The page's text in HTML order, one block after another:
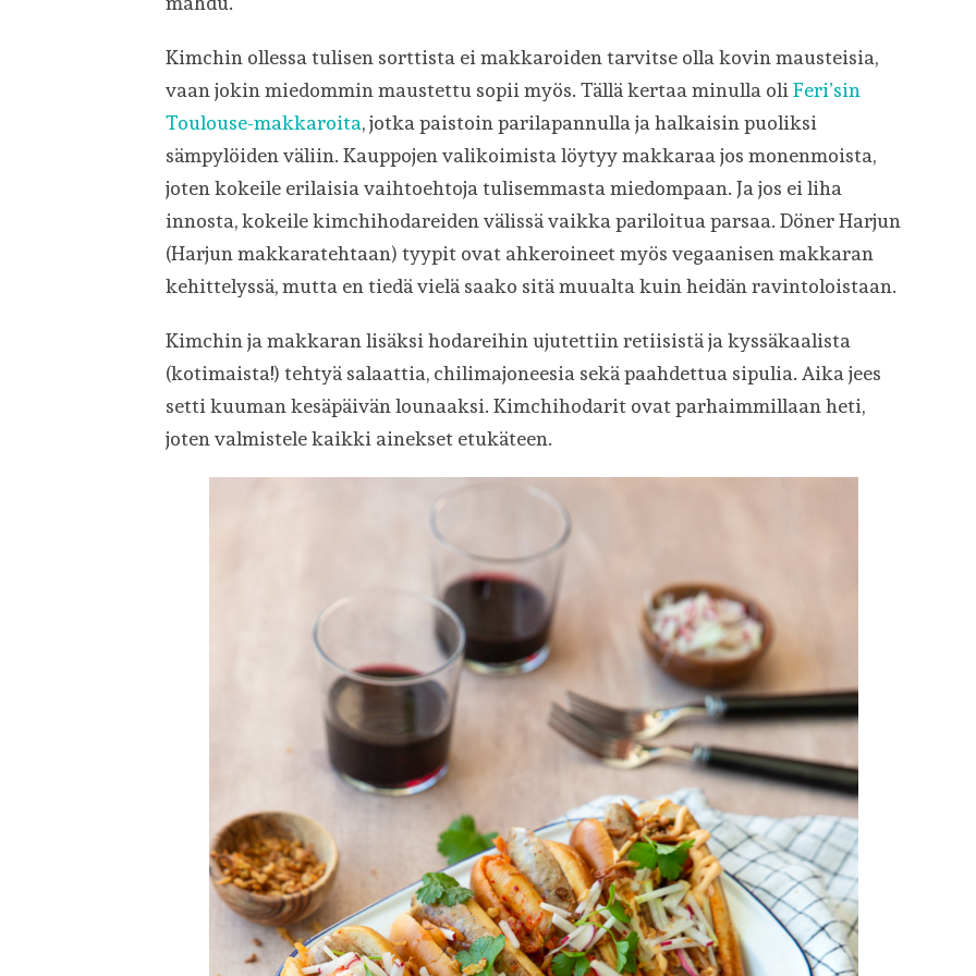
Kimchin ollessa tulisen sorttista ei makkaroiden tarvitse olla kovin mausteisia,
vaan jokin miedommin maustettu sopii myös. Tällä kertaa minulla oli Feri’sin
Toulouse-makkaroita, jotka paistoin parilapannulla ja halkaisin puoliksi
sämpylöiden väliin. Kauppojen valikoimista löytyy makkaraa jos monenmoista,
joten kokeile erilaisia vaihtoehtoja tulisemmasta miedompaan. Ja jos ei liha
innosta, kokeile kimchihodareiden välissä vaikka pariloitua parsaa. Döner Harjun
(Harjun makkaratehtaan) tyypit ovat ahkeroineet myös vegaanisen makkaran
kehittelyssä, mutta en tiedä vielä saako sitä muualta kuin heidän ravintoloistaan.
Kimchin ja makkaran lisäksi hodareihin ujutettiin retiisistä ja kyssäkaalista
(kotimaista!) tehtyä salaattia, chilimajoneesia sekä paahdettua sipulia. Aika jees
setti kuuman kesäpäivän lounaaksi. Kimchihodarit ovat parhaimmillaan heti,
joten valmistele kaikki ainekset etukäteen.